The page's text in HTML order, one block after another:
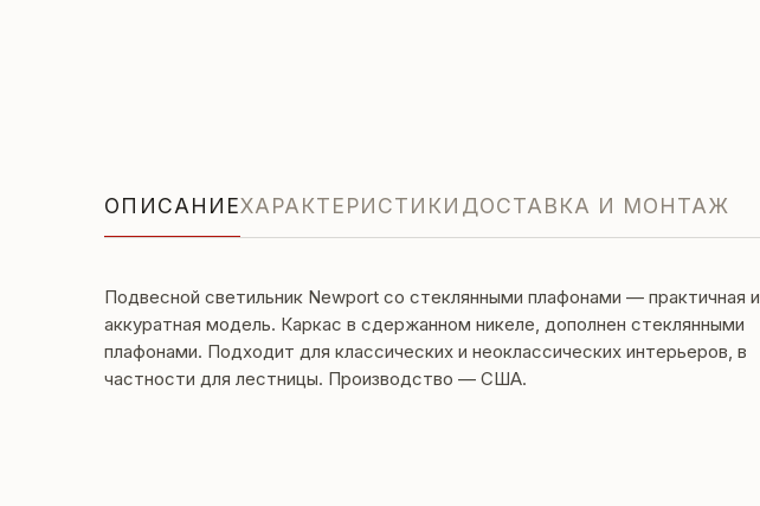
ОПИСАНИЕХАРАКТЕРИСТИКИ ДОСТАВКА И МОНТАЖ
Подвесной светильник Newport со стеклянными плафонами — практичная и
аккуратная модель. Каркас в сдержанном никеле, дополнен стеклянными
плафонами. Подходит для классических и неоклассических интерьеров, в
частности для лестницы. Производство — США.